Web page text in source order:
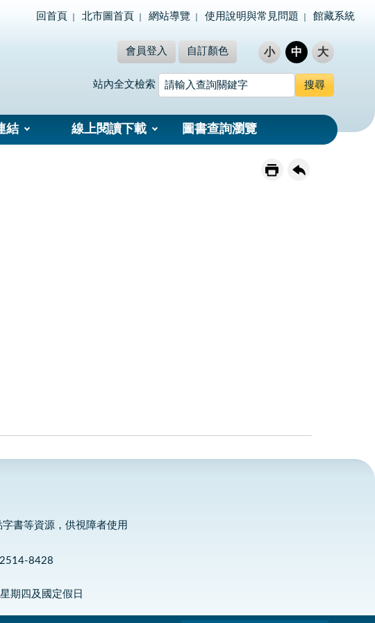
回首頁 北市圖首頁 網站導覽 使用說明與常見問題 館藏系統
會員登入 自訂顏色 小 中 大
站內全文檢索
結 線上閱讀下載 圖書查詢瀏覽
書等資源，供視障者使用
8428
期四及國定假日